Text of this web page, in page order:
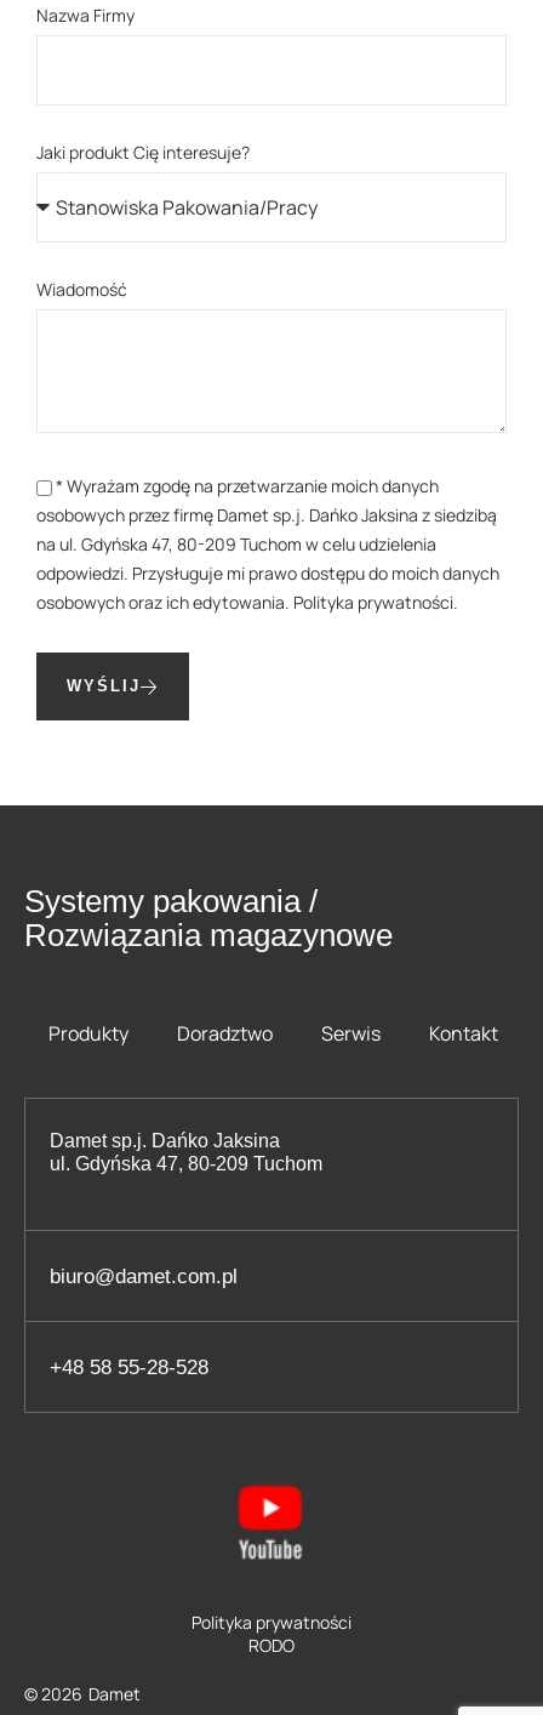
Nazwa Firmy
Jaki produkt Cię interesuje?
Wiadomość
* Wyrażam zgodę na przetwarzanie moich danych
osobowych przez firmę Damet sp.j. Dańko Jaksina z siedzibą
na ul. Gdyńska 47, 80-209 Tuchom w celu udzielenia
odpowiedzi. Przysługuje mi prawo dostępu do moich danych
osobowych oraz ich edytowania. Polityka prywatności.
WYŚLIJ
Systemy pakowania /
Rozwiązania magazynowe
Produkty Doradztwo Serwis Kontakt
Damet sp.j. Dańko Jaksina
ul. Gdyńska 47, 80-209 Tuchom
biuro@damet.com.pl
+48 58 55-28-528
© 2026 Damet
RODO
Polityka prywatności